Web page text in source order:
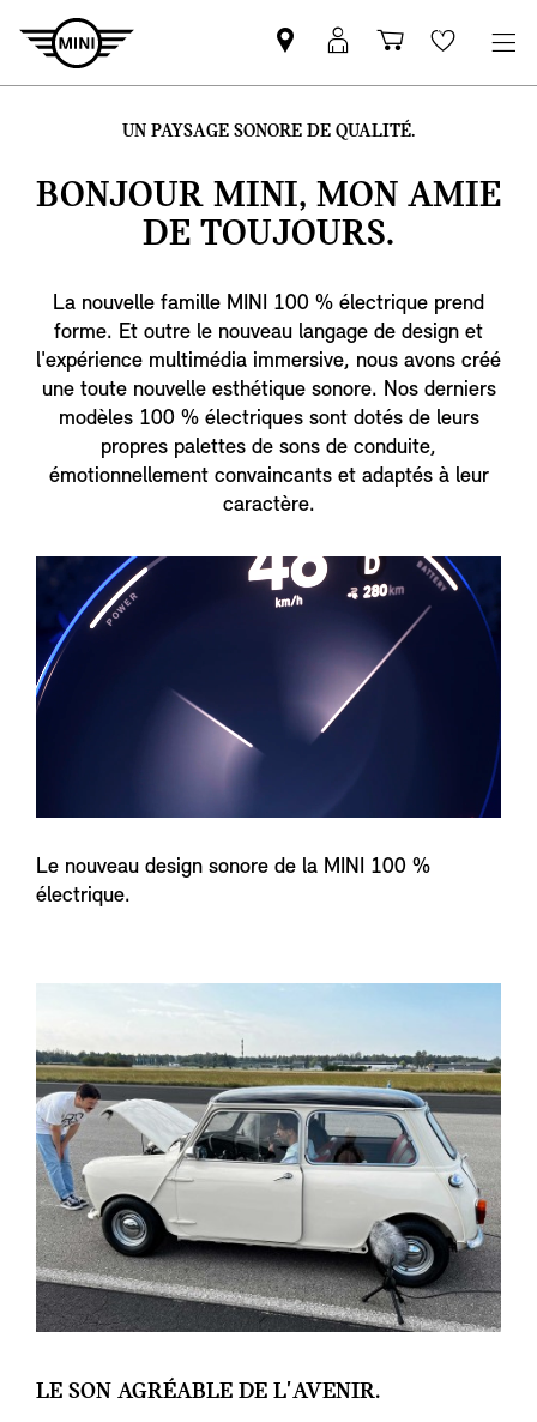
Trouver
un
MINI
MyMini
login
PanierWishlist
UN PAYSAGE SONORE DE QUALITÉ.
BONJOUR MINI, MON AMIE
DE TOUJOURS.
La nouvelle famille MINI 100 % électrique prend
forme. Et outre le nouveau langage de design et
l'expérience multimédia immersive, nous avons créé
une toute nouvelle esthétique sonore. Nos derniers
modèles 100 % électriques sont dotés de leurs
propres palettes de sons de conduite,
émotionnellement convaincants et adaptés à leur
caractère.
Le nouveau design sonore de la MINI 100 %
électrique.
LE SON AGRÉABLE DE L'AVENIR.